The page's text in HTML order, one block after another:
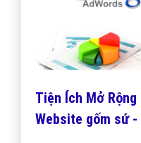
Tiện Ích Mở Rộng
Website gốm sứ -